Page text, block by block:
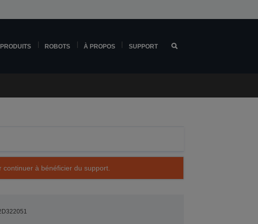
PRODUITS ROBOTS À PROPOS SUPPORT
à bénéficier du support.